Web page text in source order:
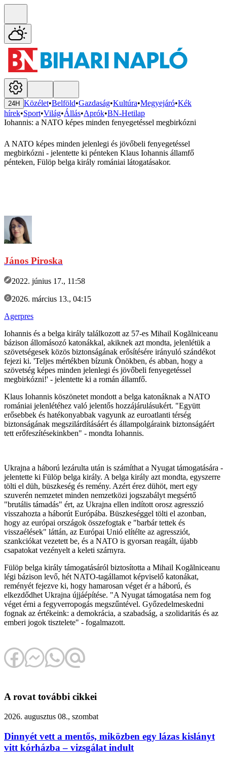
24H Közélet•Belföld•Gazdaság•Kultúra•Megyejáró•Kék
hírek•Sport•Világ•Állás•Aprók•BN-Hetilap
Iohannis: a NATO képes minden fenyegetéssel megbirkózni
A NATO képes minden jelenlegi és jövőbeli fenyegetéssel
megbirkózni - jelentette ki pénteken Klaus Iohannis államfő
pénteken, Fülöp belga király romániai látogatásakor.
János Piroska
2022. június 17., 11:58
2026. március 13., 04:15
Agerpres
Iohannis és a belga király találkozott az 57-es Mihail Kogălniceanu
bázison állomásozó katonákkal, akiknek azt mondta, jelenlétük a
szövetségesek közös biztonságának erősítésére irányuló szándékot
fejezi ki. 'Teljes mértékben bízunk Önökben, és abban, hogy a
szövetség képes minden jelenlegi és jövőbeli fenyegetéssel
megbirkózni!' - jelentette ki a román államfő.
Klaus Iohannis köszönetet mondott a belga katonáknak a NATO
romániai jelenlétéhez való jelentős hozzájárulásukért. "Együtt
erősebbek és hatékonyabbak vagyunk az euroatlanti térség
biztonságának megszilárdításáért és állampolgáraink biztonságáért
tett erőfeszítésekinkben" - mondta Iohannis.
Ukrajna a háború lezárulta után is számíthat a Nyugat támogatására -
jelentette ki Fülöp belga király. A belga király azt mondta, egyszerre
tölti el düh, büszkeség és remény. Azért érez dühöt, mert egy
szuverén nemzetet minden nemzetközi jogszabályt megsértő
"brutális támadás" ért, az Ukrajna ellen indított orosz agresszió
visszahozta a háborút Európába. Büszkeséggel tölti el azonban,
hogy az európai országok összefogtak e "barbár tettek és
visszaélések" láttán, az Európai Unió elítélte az agressziót,
szankciókat vezetett be, és a NATO is gyorsan reagált, újabb
csapatokat vezényelt a keleti szárnyra.
Fülöp belga király támogatásáról biztosította a Mihail Kogălniceanu
légi bázison levő, hét NATO-tagállamot képviselő katonákat,
reményét fejezve ki, hogy hamarosan véget ér a háború, és
elkezdődhet Ukrajna újjáépítése. "A Nyugat támogatása nem fog
véget érni a fegyverropogás megszűntével. Győzedelmeskedni
fognak az értékeink: a demokrácia, a szabadság, a szolidaritás és az
emberi jogok tisztelete" - fogalmazott.
A rovat további cikkei
2026. augusztus 08., szombat
Dinnyét vett a mentős, miközben egy lázas kislányt
vitt kórházba – vizsgálat indult